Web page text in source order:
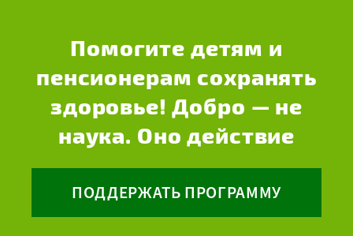
Помогите детям и
пенсионерам сохранять
здоровье! Добро — не
наука. Оно действие
ПОДДЕРЖАТЬ ПРОГРАММУ